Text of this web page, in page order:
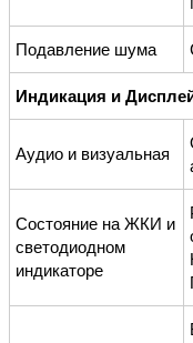
Подавление шума
Индикация и
Аудио и визуальная
Состояние на ЖКИ и
светодиодном
индикаторе